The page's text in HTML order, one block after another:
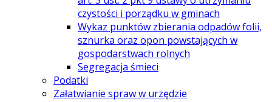
czystości i porządku w gminach
Wykaz punktów zbierania odpadów folii,
sznurka oraz opon powstających w
gospodarstwach rolnych
Segregacja śmieci
Podatki
Załatwianie spraw w urzędzie